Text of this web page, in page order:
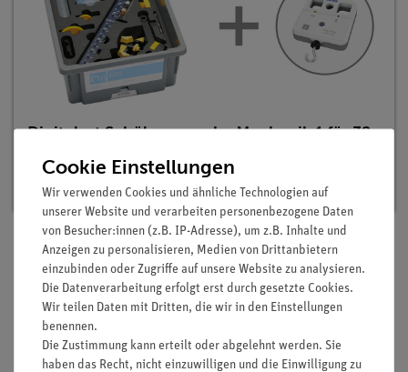
Digitalset Schülerversuche Mechanik 1 für 32
Artikel-Nr.: 25271-88D | Typ: Set
Beschreibung
Prinzip
Cookie Einstellungen
Wir verwenden Cookies und ähnliche Technologien auf
unserer Website und verarbeiten personenbezogene Daten
von Besucher:innen (z.B. IP-Adresse), um z.B. Inhalte und
Anzeigen zu personalisieren, Medien von Drittanbietern
einzubinden oder Zugriffe auf unsere Website zu analysieren.
Die Datenverarbeitung erfolgt erst durch gesetzte Cookies.
Wir teilen Daten mit Dritten, die wir in den Einstellungen
benennen.
Die Zustimmung kann erteilt oder abgelehnt werden. Sie
haben das Recht, nicht einzuwilligen und die Einwilligung zu